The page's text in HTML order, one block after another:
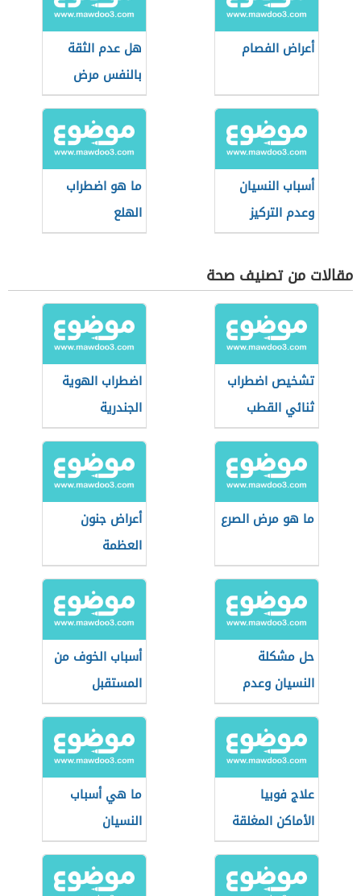
أعراض الفصام
هل عدم الثقة
بالنفس مرض
نفسي
أسباب النسيان
وعدم التركيز
ما هو اضطراب
الهلع
مقالات من تصنيف صحة
تشخيص اضطراب
ثنائي القطب
اضطراب الهوية
الجندرية
ما هو مرض الصرع
أعراض جنون
العظمة
حل مشكلة
النسيان وعدم
التركيز
أسباب الخوف من
المستقبل
علاج فوبيا
الأماكن المغلقة
ما هي أسباب
النسيان